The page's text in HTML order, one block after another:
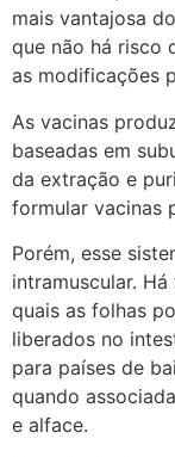
mais vantajosa
que não há risco
as modificações
As vacinas
baseadas em
da extração e
formular vacinas
Porém, esse
intramuscular.
quais as folhas
liberados no
para países de
quando
e alface.